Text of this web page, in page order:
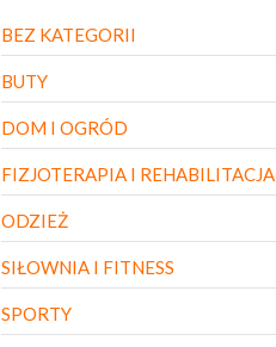
BEZ KATEGORII
BUTY
DOM I OGRÓD
FIZJOTERAPIA I REHABILITACJA
ODZIEŻ
SIŁOWNIA I FITNESS
SPORTY